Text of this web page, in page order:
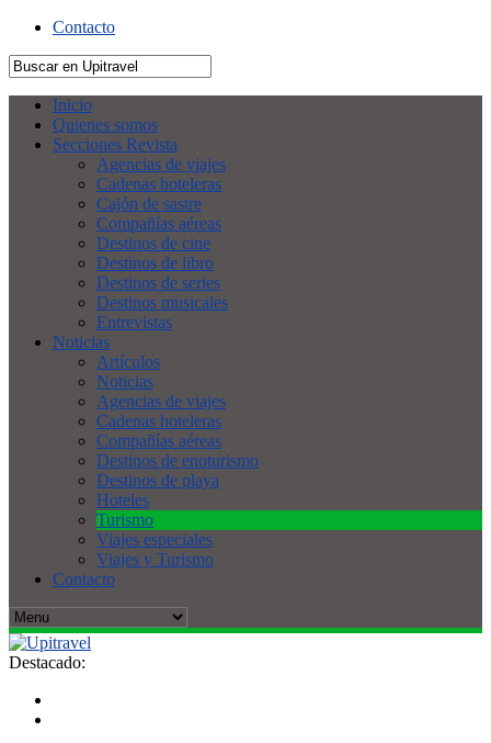
Contacto
Inicio
Quienes somos
Secciones Revista
Agencias de viajes
Cadenas hoteleras
Cajón de sastre
Compañías aéreas
Destinos de cine
Destinos de libro
Destinos de series
Destinos musicales
Entrevistas
Noticias
Artículos
Noticias
Agencias de viajes
Cadenas hoteleras
Compañías aéreas
Destinos de enoturismo
Destinos de playa
Hoteles
Turismo
Viajes especiales
Viajes y Turismo
Contacto
Destacado: